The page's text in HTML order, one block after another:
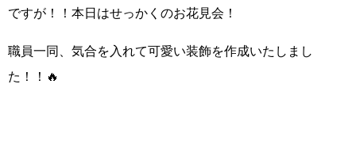
ですが！！本日はせっかくのお花見会！
職員一同、気合を入れて可愛い装飾を作成いたしまし
た！！🔥